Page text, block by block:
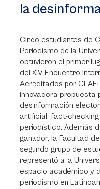
la
Cinco estudiantes de
Periodismo de la
obtuvieron el primer
del XIV Encuentro
Acreditados por
innovadora propuesta
desinformación
artificial, fact-
periodístico. Además
ganador, la Facultad
segundo grupo de
representó a la
espacio académico y
periodismo en